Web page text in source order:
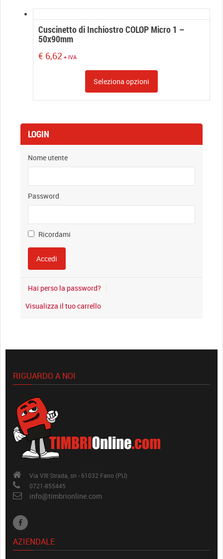
18mm
quantityCuscinetto di Inchiostro COLOP Micro 1 –
50x90mm
€ 6,62 + IVA
Seleziona opzioni
LOGIN
Nome utente
Password
Ricordami
Hai perso la password?
Visualizza il tuo carrello
RIGUARDO A NOI
Via VIII Strada, sn - 61032 Fano (PU)
0721-855445
info@timbrionline.com
AZIENDALE